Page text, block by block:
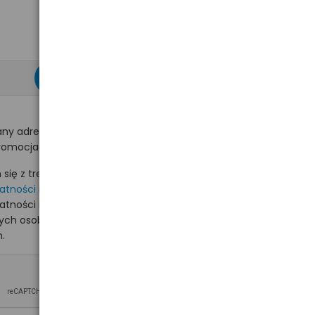
adres e-mail
na hurt.com.pl.
z treścią i akceptuję
i wyrażam zgodę
osobowych na